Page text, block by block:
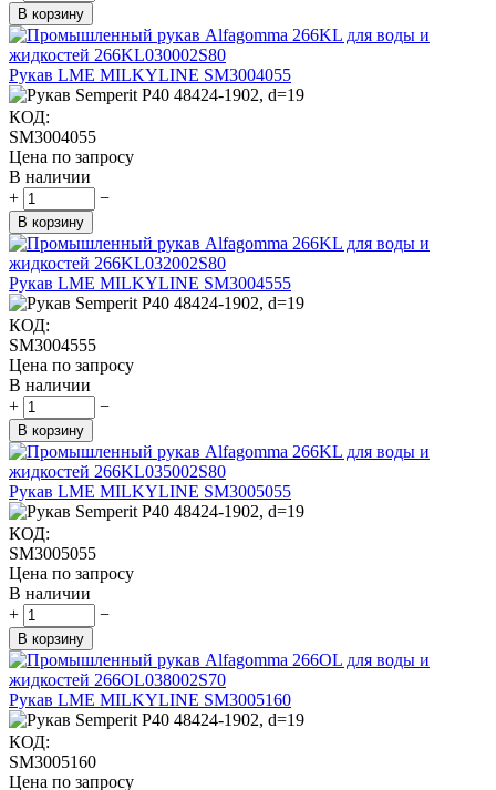
В корзину
Рукав LME MILKYLINE SM3004055
КОД:
SM3004055
Цена по запросу
В наличии
+
−
В корзину
Рукав LME MILKYLINE SM3004555
КОД:
SM3004555
Цена по запросу
В наличии
+
−
В корзину
Рукав LME MILKYLINE SM3005055
КОД:
SM3005055
Цена по запросу
В наличии
+
−
В корзину
Рукав LME MILKYLINE SM3005160
КОД:
SM3005160
Цена по запросу